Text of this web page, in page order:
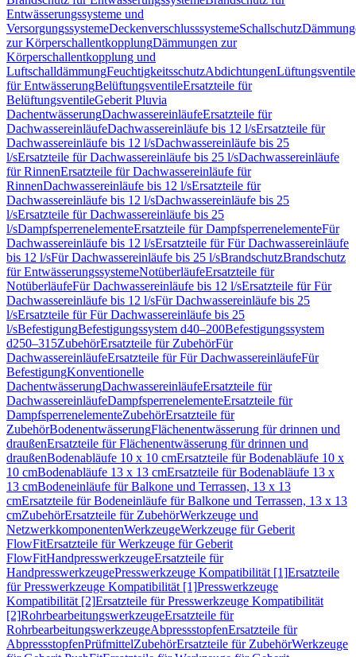
Entwässerungssysteme und
VersorgungssystemeDeckenverschlusssystemeSchallschutz
zur KörperschallentkopplungDämmungen zur
Körperschallentkopplung und
LuftschalldämmungFeuchtigkeitsschutzAbdichtungenLüftungsventile
für EntwässerungBelüftungsventileErsatzteile für
BelüftungsventileGeberit Pluvia
DachentwässerungDachwassereinläufeErsatzteile für
DachwassereinläufeDachwassereinläufe bis 12 l/sErsatzteile für
Dachwassereinläufe bis 12 l/sDachwassereinläufe bis 25
l/sErsatzteile für Dachwassereinläufe bis 25 l/sDachwassereinläufe
für RinnenErsatzteile für Dachwassereinläufe für
RinnenDachwassereinläufe bis 12 l/sErsatzteile für
Dachwassereinläufe bis 12 l/sDachwassereinläufe bis 25
l/sErsatzteile für Dachwassereinläufe bis 25
l/sDampfsperrenelementeErsatzteile für DampfsperrenelementeFür
Dachwassereinläufe bis 12 l/sErsatzteile für Für Dachwassereinläufe
bis 12 l/sFür Dachwassereinläufe bis 25 l/sBrandschutzBrandschutz
für EntwässerungssystemeNotüberläufeErsatzteile für
NotüberläufeFür Dachwassereinläufe bis 12 l/sErsatzteile für Für
Dachwassereinläufe bis 12 l/sFür Dachwassereinläufe bis 25
l/sErsatzteile für Für Dachwassereinläufe bis 25
l/sBefestigungBefestigungssystem d40–200Befestigungssystem
d250–315ZubehörErsatzteile für ZubehörFür
DachwassereinläufeErsatzteile für Für DachwassereinläufeFür
BefestigungKonventionelle
DachentwässerungDachwassereinläufeErsatzteile für
DachwassereinläufeDampfsperrenelementeErsatzteile für
DampfsperrenelementeZubehörErsatzteile für
ZubehörBodenentwässerungFlächenentwässerung für drinnen und
draußenErsatzteile für Flächenentwässerung für drinnen und
draußenBodenabläufe 10 x 10 cmErsatzteile für Bodenabläufe 10 x
10 cmBodenabläufe 13 x 13 cmErsatzteile für Bodenabläufe 13 x
13 cmBodeneinläufe für Balkone und Terrassen, 13 x 13
cmErsatzteile für Bodeneinläufe für Balkone und Terrassen, 13 x 13
cmZubehörErsatzteile für ZubehörWerkzeuge und
NetzwerkkomponentenWerkzeugeWerkzeuge für Geberit
FlowFitErsatzteile für Werkzeuge für Geberit
FlowFitHandpresswerkzeugeErsatzteile für
HandpresswerkzeugePresswerkzeuge Kompatibilität [1]Ersatzteile
für Presswerkzeuge Kompatibilität [1]Presswerkzeuge
Kompatibilität [2]Ersatzteile für Presswerkzeuge Kompatibilität
[2]RohrbearbeitungswerkzeugeErsatzteile für
RohrbearbeitungswerkzeugeAbpressstopfenErsatzteile für
AbpressstopfenPrüfmittelZubehörErsatzteile für ZubehörWerkzeuge